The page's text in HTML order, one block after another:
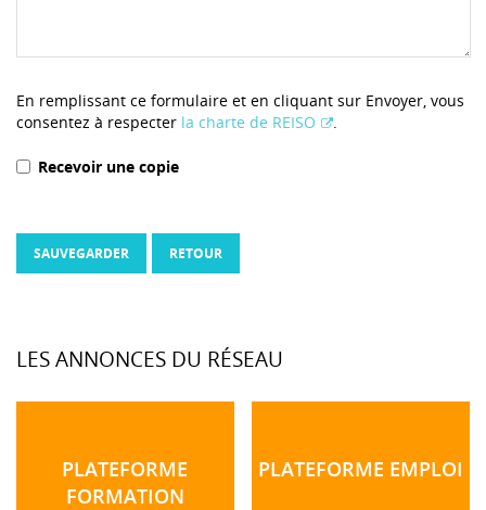
En remplissant ce formulaire et en cliquant sur Envoyer, vous
consentez à respecter la charte de REISO .
Recevoir une copie
SAUVEGARDER RETOUR
LES ANNONCES DU RÉSEAU
PLATEFORME
FORMATION
PLATEFORME EMPLOI